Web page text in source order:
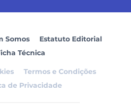
Somos
Estatuto Editorial
Técnica
Termos e Condições
de Privacidade